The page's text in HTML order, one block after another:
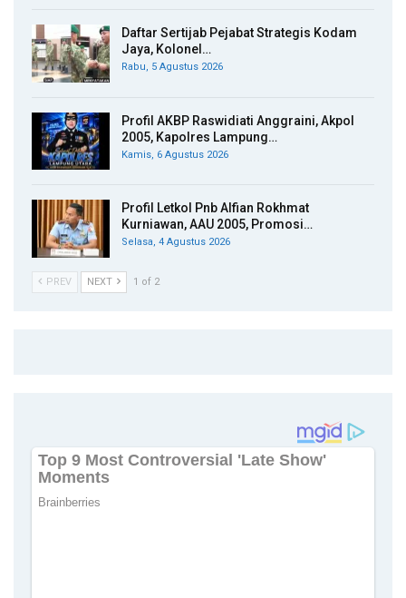
Daftar Sertijab Pejabat Strategis Kodam
Jaya, Kolonel…
Rabu, 5 Agustus 2026
Profil AKBP Raswidiati Anggraini, Akpol
2005, Kapolres Lampung…
Kamis, 6 Agustus 2026
Profil Letkol Pnb Alfian Rokhmat
Kurniawan, AAU 2005, Promosi…
Selasa, 4 Agustus 2026
PREV NEXT 1 of 2